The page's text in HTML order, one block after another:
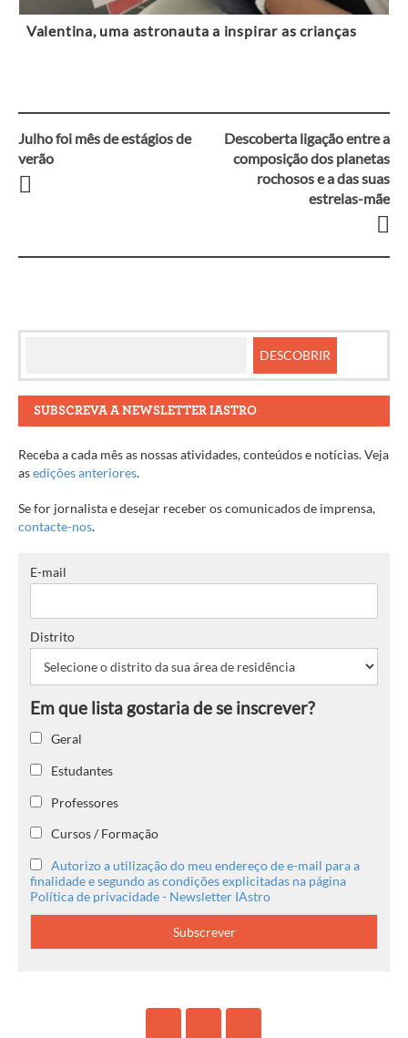
Valentina, uma astronauta a inspirar as crianças
Navegação
entre
Julho foi mês de estágios de
verão
Descoberta ligação entre a
composição dos planetas
rochosos e a das suas
estrelas-mãe
SUBSCREVA A NEWSLETTER IASTRO
Receba a cada mês as nossas atividades, conteúdos e notícias. Veja
asedições anteriores.
Se for jornalista e desejar receber os comunicados de imprensa,
contacte-nos.
E-mail
Distrito
Geral
Estudantes
Professores
Cursos / Formação
Autorizo a utilização do meu endereço de e-mail para a
finalidade e segundo as condições explicitadas na página
Política de privacidade - Newsletter IAstro